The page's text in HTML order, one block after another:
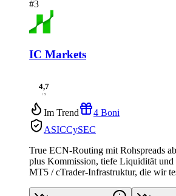
#3
IC Markets
4,7
/ 5
Im Trend
4 Boni
ASICCySEC
True ECN-Routing mit Rohspreads
plus Kommission, tiefe Liquidität und
MT5 / cTrader-Infrastruktur, die wir